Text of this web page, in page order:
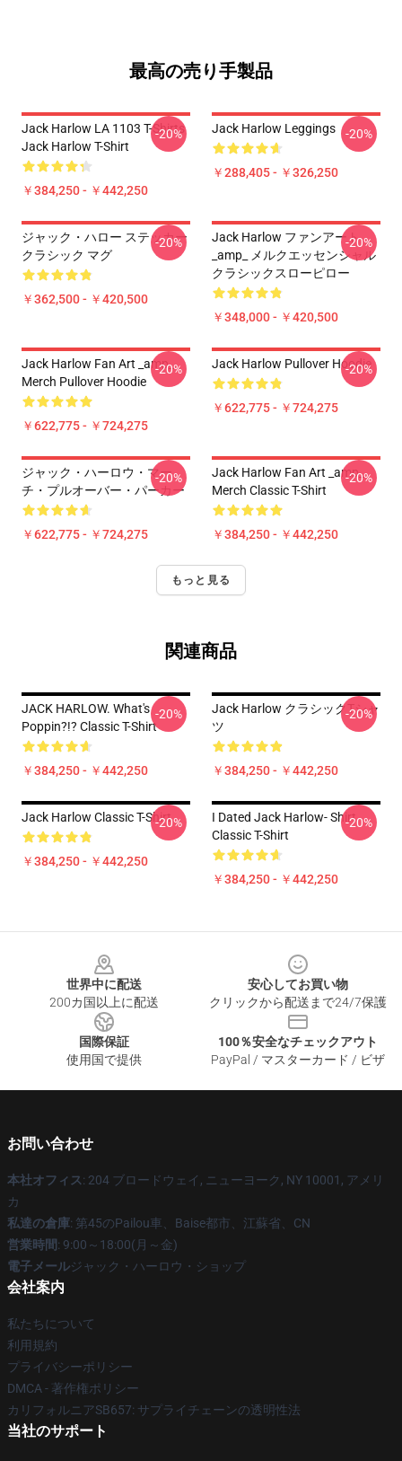
最高の売り手製品
Jack Harlow LA 1103 T-Shirts
Jack Harlow T-Shirt
￥384,250 - ￥442,250
-20% Jack Harlow Leggings
￥288,405 - ￥326,250
-20%
ジャック・ハロー ステッカー
クラシック マグ
￥362,500 - ￥420,500
-20%
Jack Harlow ファンアート
_amp_ メルクエッセンシャル
クラシックスローピロー
￥348,000 - ￥420,500
-20%
Jack Harlow Fan Art _amp_
Merch Pullover Hoodie
￥622,775 - ￥724,275
-20% Jack Harlow Pullover Hoodie
￥622,775 - ￥724,275
-20%
ジャック・ハーロウ・マー
チ・プルオーバー・パーカー
￥622,775 - ￥724,275
-20%
Jack Harlow Fan Art _amp_
Merch Classic T-Shirt
￥384,250 - ￥442,250
-20%
もっと見る
関連商品
JACK HARLOW. What's
Poppin?!? Classic T-Shirt
￥384,250 - ￥442,250
-20%
Jack Harlow クラシックTシャ
ツ
￥384,250 - ￥442,250
-20%
Jack Harlow Classic T-Shirt
￥384,250 - ￥442,250
-20%
I Dated Jack Harlow- Shirt
Classic T-Shirt
￥384,250 - ￥442,250
-20%
世界中に配送
200カ国以上に配送
安心してお買い物
クリックから配送まで24/7保護
国際保証
使用国で提供
100％安全なチェックアウト
PayPal / マスターカード / ビザ
お問い合わせ
本社オフィス: 204 ブロードウェイ, ニューヨーク, NY 10001, アメリ
カ
私達の倉庫: 第45のPailou車、Baise都市、江蘇省、CN
営業時間: 9:00～18:00(月～金)
電子メールジャック・ハーロウ・ショップ
会社案内
私たちについて
利用規約
プライバシーポリシー
DMCA - 著作権ポリシー
カリフォルニアSB657: サプライチェーンの透明性法
当社のサポート